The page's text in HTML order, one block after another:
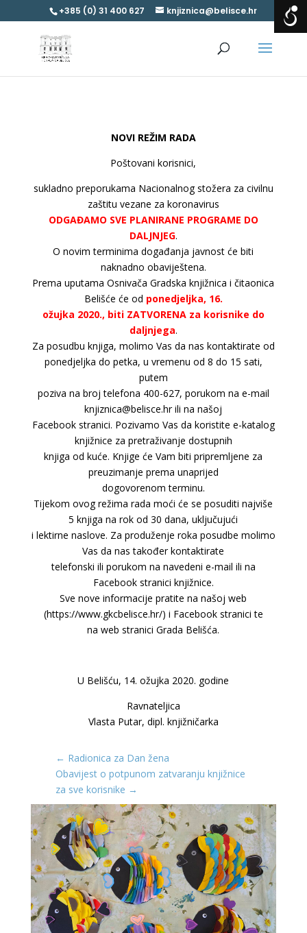
+385 (0) 31 400 627 knjiznica@belisce.hr
NOVI REŽIM RADA
Poštovani korisnici,
sukladno preporukama Nacionalnog stožera za civilnu
zaštitu vezane za koronavirus
ODGAĐAMO SVE PLANIRANE PROGRAME DO
DALJNJEG.
O novim terminima događanja javnost će biti
naknadno obaviještena.
Prema uputama Osnivača Gradska knjižnica i čitaonica
Belišće će od ponedjeljka, 16.
ožujka 2020., biti ZATVORENA za korisnike do
daljnjega.
Za posudbu knjiga, molimo Vas da nas kontaktirate od
ponedjeljka do petka, u vremenu od 8 do 15 sati,
putem
poziva na broj telefona 400-627, porukom na e-mail
knjiznica@belisce.hr ili na našoj
Facebook stranici. Pozivamo Vas da koristite e-katalog
knjižnice za pretraživanje dostupnih
knjiga od kuće. Knjige će Vam biti pripremljene za
preuzimanje prema unaprijed
dogovorenom terminu.
Tijekom ovog režima rada moći će se posuditi najviše
5 knjiga na rok od 30 dana, uključujući
i lektirne naslove. Za produženje roka posudbe molimo
Vas da nas također kontaktirate
telefonski ili porukom na navedeni e-mail ili na
Facebook stranici knjižnice.
Sve nove informacije pratite na našoj web
(https://www.gkcbelisce.hr/) i Facebook stranici te
na web stranici Grada Belišća.
U Belišću, 14. ožujka 2020. godine
Ravnateljica
Vlasta Putar, dipl. knjižničarka
← Radionica za Dan žena
Obavijest o potpunom zatvaranju knjižnice
za sve korisnike →